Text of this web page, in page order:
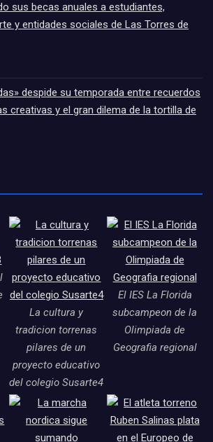
sus becas anuales a estudiantes,
y entidades sociales de Las Torres de
despide su temporada entre recuerdos
creativas y el gran dilema de la tortilla de
La cultura y
tradicion torrenas
pilares de un
proyecto educativo
del colegio Susarte4
El IES La Florida
subcampeon de la
Olimpiada de
Geografia regional